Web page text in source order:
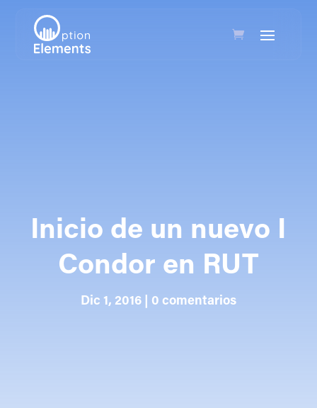
Inicio de un nuevo I
Condor en RUT
Dic 1, 2016 0 comentarios